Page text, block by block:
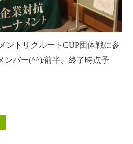
ントリクルートCUP団体戦に参
ンバー(^^)/前半、終了時点予